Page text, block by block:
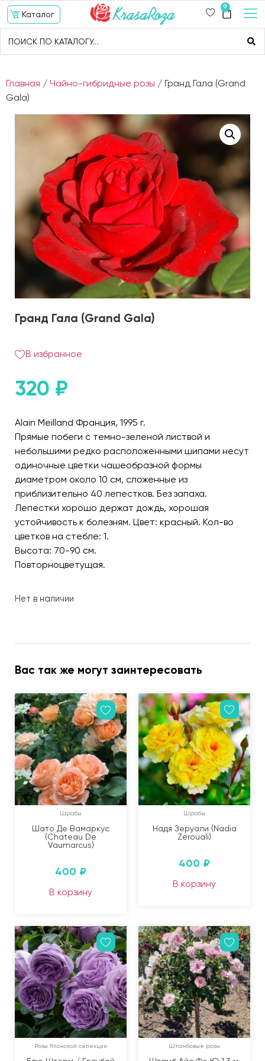
Каталог
0
Главная / Чайно-гибридные розы / Гранд Гала (Grand
Gala)
Гранд Гала (Grand Gala)
В избранное
320 ₽
Alain Meilland Франция, 1995 г.
Прямые побеги с темно-зеленой листвой и
небольшими редко расположенными шипами несут
одиночные цветки чашеобразной формы
диаметром около 10 см, сложенные из
приблизительно 40 лепестков. Без запаха.
Лепестки хорошо держат дождь, хорошая
устойчивость к болезням. Цвет: красный. Кол-во
цветков на стебле: 1.
Высота: 70-90 см.
Повторноцветущая.
Нет в наличии
Вас так же могут заинтересовать
Шрабы
Шато Де Вамаркус
(Chateau De
Vaumarcus)
400 ₽
В корзину
Шрабы
Надя Зеруали (Nadia
Zerouali)
400 ₽
В корзину
Розы Японской селекции Штамбовые розы